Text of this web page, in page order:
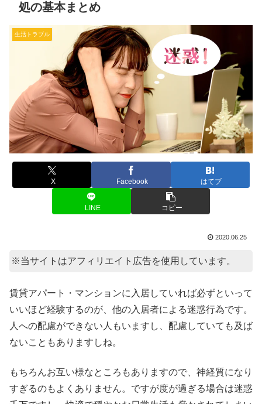
処の基本まとめ
生活トラブル
X Facebook はてブ
LINE コピー
2020.06.25
※当サイトはアフィリエイト広告を使用しています。
賃貸アパート・マンションに入居していれば必ずといって
いいほど経験するのが、他の入居者による迷惑行為です。
人への配慮ができない人もいますし、配慮していても及ば
ないこともありますしね。
もちろんお互い様なところもありますので、神経質になり
すぎるのもよくありません。ですが度が過ぎる場合は迷惑